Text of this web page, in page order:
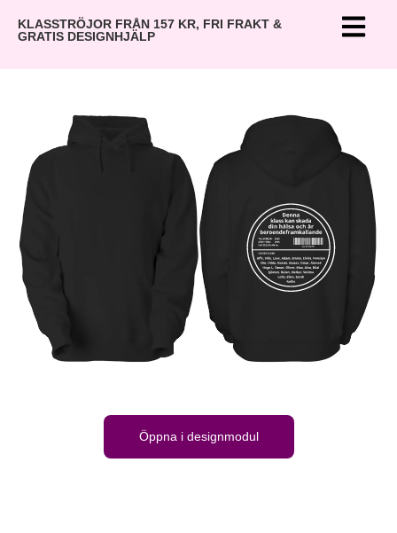
KLASSTRÖJOR FRÅN 157 KR, FRI FRAKT &
GRATIS DESIGNHJÄLP
Öppna i designmodul